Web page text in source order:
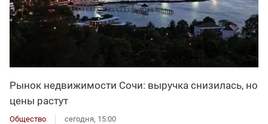
Рынок недвижимости Сочи: выручка снизилась, но
цены растут
Общество сегодня, 15:00